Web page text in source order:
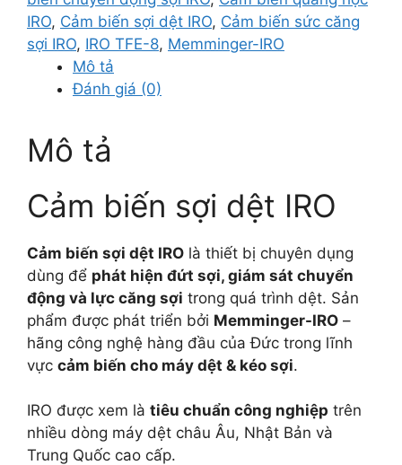
IRO, Cảm biến sợi dệt IRO, Cảm biến sức căng
sợi IRO, IRO TFE-8, Memminger-IRO
Mô tả
Đánh giá (0)
Mô tả
Cảm biến sợi dệt IRO
Cảm biến sợi dệt IRO là thiết bị chuyên dụng
dùng để phát hiện đứt sợi, giám sát chuyển
động và lực căng sợi trong quá trình dệt. Sản
phẩm được phát triển bởi Memminger-IRO –
hãng công nghệ hàng đầu của Đức trong lĩnh
vực cảm biến cho máy dệt & kéo sợi.
IRO được xem là tiêu chuẩn công nghiệp trên
nhiều dòng máy dệt châu Âu, Nhật Bản và
Trung Quốc cao cấp.